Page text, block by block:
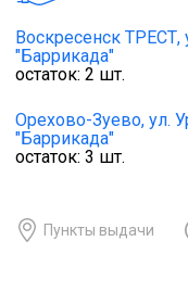
Воскресенск ТРЕСТ,
"Баррикада"
остаток: 2 шт.
Орехово-Зуево, ул.
"Баррикада"
остаток: 3 шт.
Пункты выдачи